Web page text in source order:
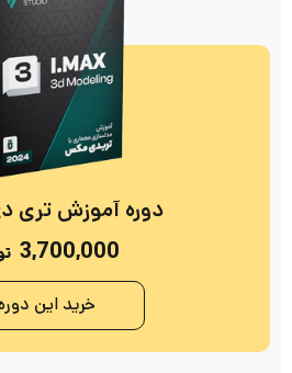
دوره آموزش
3,700,000
خرید این